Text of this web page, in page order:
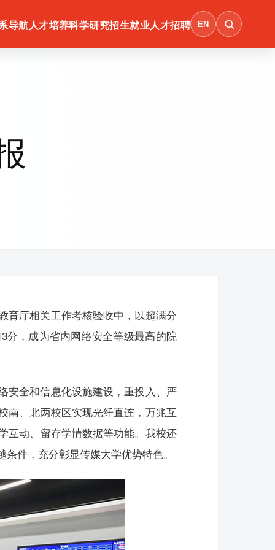
导航 人才培养科学研究招生就业人才招聘 EN
育厅相关工作考核验收中，以超满分
分，成为省内网络安全等级最高的院
安全和信息化设施建设，重投入、严
南、北两校区实现光纤直连，万兆互
互动、留存学情数据等功能。我校还
件，充分彰显传媒大学优势特色。